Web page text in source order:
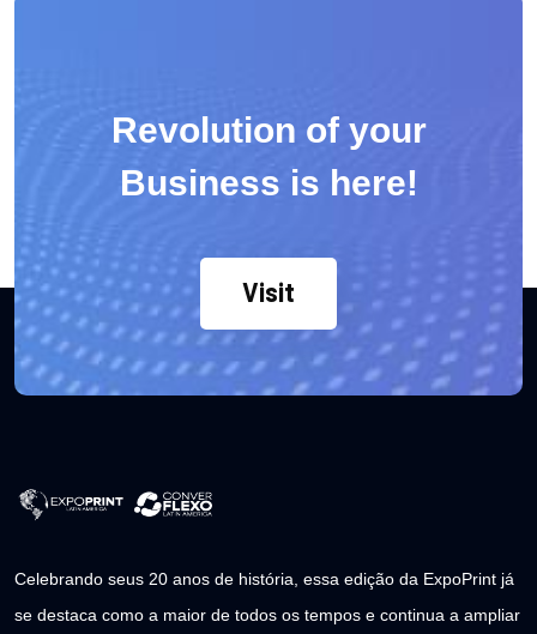
Revolution of your
Business is here!
Visit
Celebrando seus 20 anos de história, essa edição da ExpoPrint já
se destaca como a maior de todos os tempos e continua a ampliar